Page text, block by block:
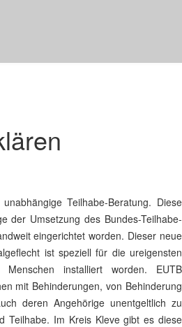
Teilhabe-Beratung. Diese
der Umsetzung des Bundes-Teilhabe-
eingerichtet worden. Dieser neue
ist speziell für die ureigensten
Menschen installiert worden. EUTB
mit Behinderungen, von Behinderung
deren Angehörige unentgeltlich zu
Teilhabe. Im Kreis Kleve gibt es diese